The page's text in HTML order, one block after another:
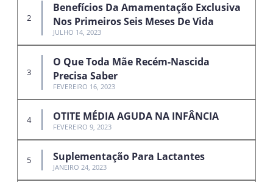
Benefícios Da Amamentação Exclusiva
Nos Primeiros Seis Meses De Vida
JULHO 14, 2023
O Que Toda Mãe Recém-Nascida
Precisa Saber
FEVEREIRO 16, 2023
OTITE MÉDIA AGUDA NA INFÂNCIA
FEVEREIRO 9, 2023
Suplementação Para Lactantes
JANEIRO 24, 2023